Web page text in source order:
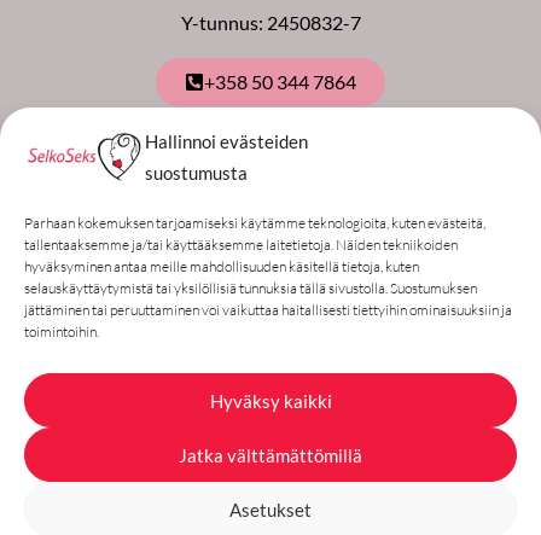
Hallinnoi evästeiden
suostumusta
Parhaan kokemuksen tarjoamiseksi käytämme teknologioita, kuten evästeitä,
tallentaaksemme ja/tai käyttääksemme laitetietoja. Näiden tekniikoiden
hyväksyminen antaa meille mahdollisuuden käsitellä tietoja, kuten
selauskäyttäytymistä tai yksilöllisiä tunnuksia tällä sivustolla. Suostumuksen
jättäminen tai peruuttaminen voi vaikuttaa haitallisesti tiettyihin ominaisuuksiin ja
toimintoihin.
Hyväksy kaikki
Jatka välttämättömillä
Asetukset
Y-tunnus: 2450832-7
+358 50 344 7864
Tilaa uutiskirje
Sähköpostiosoite
Annan luvan tallentaa tietoni uutiskirjeen
lähettämistä varten
Laajat maksutavat: kotimaiset
verkkopankit, pankki- ja luottokortit, ym.